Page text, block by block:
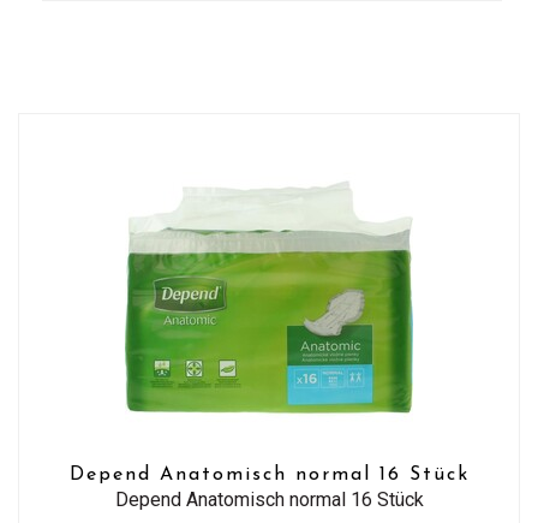
Depend Anatomisch normal 16 Stück
Depend Anatomisch normal 16 Stück